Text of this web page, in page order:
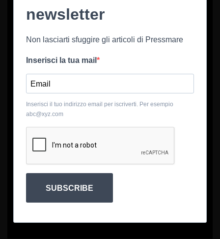
newsletter
Non lasciarti sfuggire gli articoli di Pressmare
Inserisci la tua mail
Inserisci il tuo indirizzo email per iscriverti. Per esempio
abc@xyz.com
SUBSCRIBE